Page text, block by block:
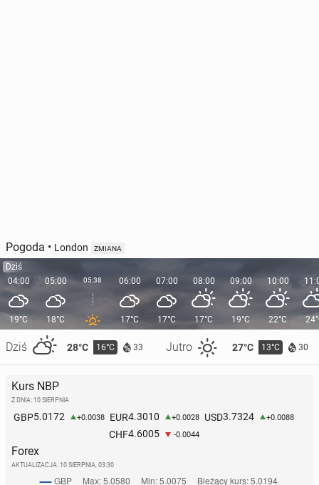
Belgia: Strajk w całym kraju. W Bruk­se­li od­wo­ła­ne
Pogoda • London ZMIANA
Dziś
04:00
19°C
Dziś 28°C 16°C 33 Jutro 27°C 13°C 30
05:00
18°C
05:38 06:00
17°C
07:00
17°C
08:00
17°C
09:00
19°C
10:00
22°C
Kurs NBP
Z DNIA: 10 SIERPNIA
GBP5.0172 +0.0038 EUR4.3010 +0.0028 USD3.7324 +0.0088
CHF4.6005 -0.0044
Forex
AKTUALIZACJA: 10 SIERPNIA, 03:30